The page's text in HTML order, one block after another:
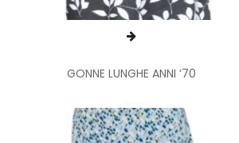
GONNE LUNGHE ANNI ’70